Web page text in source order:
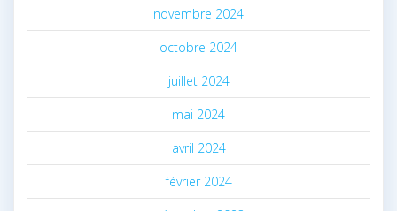
novembre 2024
octobre 2024
juillet 2024
mai 2024
avril 2024
février 2024